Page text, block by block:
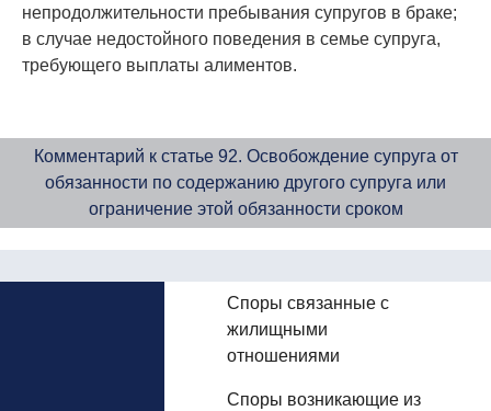
непродолжительности пребывания супругов в браке;
в случае недостойного поведения в семье супруга,
требующего выплаты алиментов.
Комментарий к статье 92. Освобождение супруга от
обязанности по содержанию другого супруга или
ограничение этой обязанности сроком
Споры связанные с
жилищными
отношениями
Споры возникающие из